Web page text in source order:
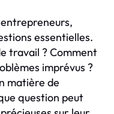
essentielles.
travail ? Comment
imprévus ?
matière de
question peut